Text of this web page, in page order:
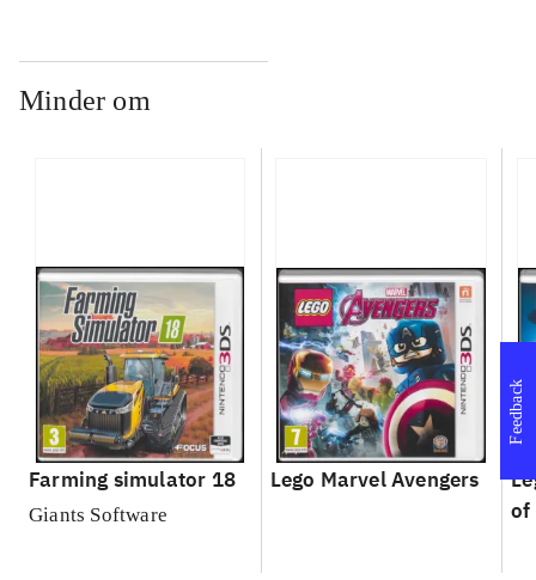
Minder om
Farming simulator 18
Giants Software
Lego Marvel Avengers
of
Feedback